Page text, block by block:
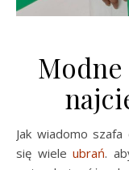
Jak wiadomo szafa damska to miejsce, w którym zmieści
się wieleubrań.